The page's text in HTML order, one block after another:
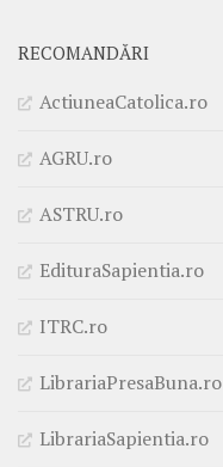
RECOMANDĂRI
ActiuneaCatolica.ro
AGRU.ro
ASTRU.ro
EdituraSapientia.ro
ITRC.ro
LibrariaPresaBuna.ro
LibrariaSapientia.ro